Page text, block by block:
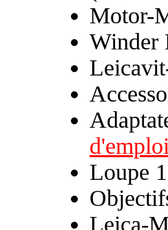
Motor-
Winder
d'emploi
Loupe
Leica-